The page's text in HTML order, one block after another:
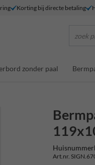
Korting bij directe betaling
zoek
zonder paal
Art.nr.